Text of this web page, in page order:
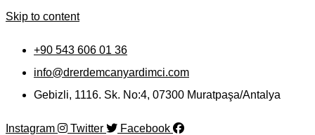
Skip to content
+90 543 606 01 36
info@drerdemcanyardimci.com
Gebizli, 1116. Sk. No:4, 07300 Muratpaşa/Antalya
Instagram Twitter Facebook